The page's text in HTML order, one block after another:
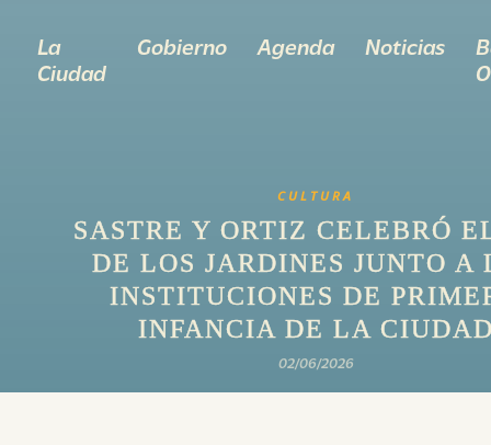
La
Ciudad
Gobierno Agenda Noticias
CULTURA
SASTRE Y ORTIZ CELEBRÓ
DE LOS JARDINES JUNTO A
INSTITUCIONES DE
INFANCIA DE LA
02/06/2026